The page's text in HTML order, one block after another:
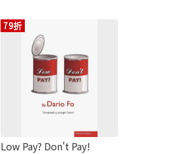
79折
Low Pay? Don't Pay!